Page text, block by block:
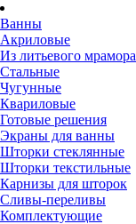
Ванны
Акриловые
Из литьевого мрамора
Стальные
Чугунные
Квариловые
Готовые решения
Экраны для ванны
Шторки стеклянные
Шторки текстильные
Карнизы для шторок
Сливы-переливы
Комплектующие